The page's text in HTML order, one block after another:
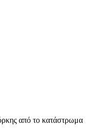
από το κατάστρωμα